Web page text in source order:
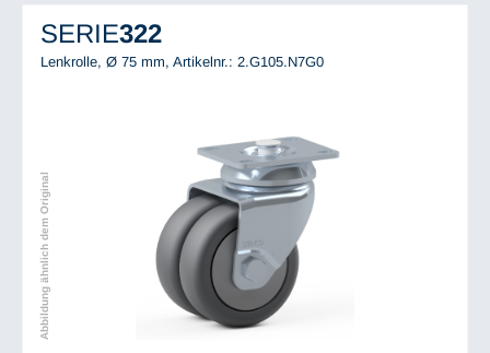
SERIE322
Lenkrolle, Ø 75 mm, Artikelnr.: 2.G105.N7G0
Abbildung ähnlich dem Original